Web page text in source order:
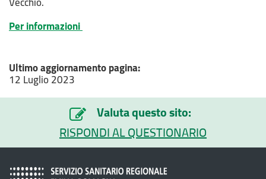
Per informazioni
Ultimo aggiornamento pagina:
12 Luglio 2023
Valuta questo sito:
RISPONDI AL QUESTIONARIO